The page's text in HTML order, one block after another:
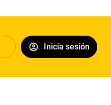
Inicia sesión